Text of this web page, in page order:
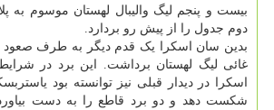
بیست و پنجم لیگ والیبال لهستان موسوم به
دوم جدول را از پیش رو بردارد.
بدین سان اسکرا یک قدم دیگر به طرف صعود
غائی لیگ لهستان برداشت. این برد در
اسکرا در دیدار قبلی نیز توانسته بود
شکست دهد و دو برد قاطع را به دست